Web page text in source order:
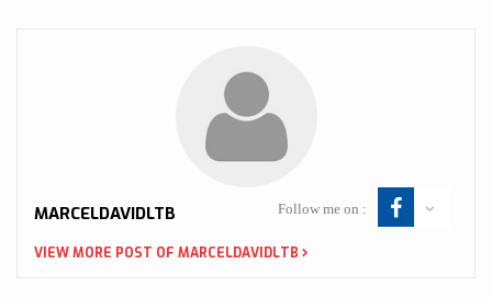
MARCELDAVIDLTB Follow me on :
VIEW MORE POST OF MARCELDAVIDLTB